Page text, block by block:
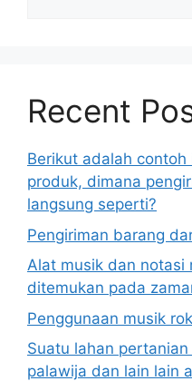
Recent
Berikut adalah
produk, dimana
langsung seperti?
Pengiriman barang
Alat musik dan notasi
ditemukan pada
Penggunaan musik
Suatu lahan
palawija dan lain lain